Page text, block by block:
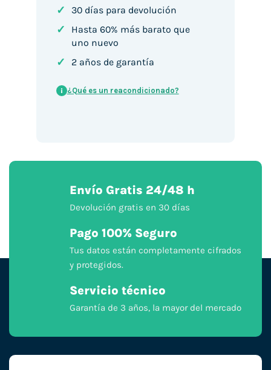
✓ 30 días para devolución
✓
Hasta 60% más barato que
uno nuevo
✓ 2 años de garantía
i ¿Qué es un reacondicionado?
Envío Gratis 24/48 h
Devolución gratis en 30 días
Pago 100% Seguro
Tus datos están completamente cifrados
y protegidos.
Servicio técnico
Garantía de 3 años, la mayor del mercado